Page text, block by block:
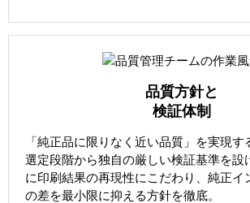
品質方針と
検証体制
「純正品に限りなく近い品質」を実現
選定段階から独自の厳しい検証基準を設
に印刷結果の再現性にこだわり、純正イ
の差を最小限に抑える方針を徹底。